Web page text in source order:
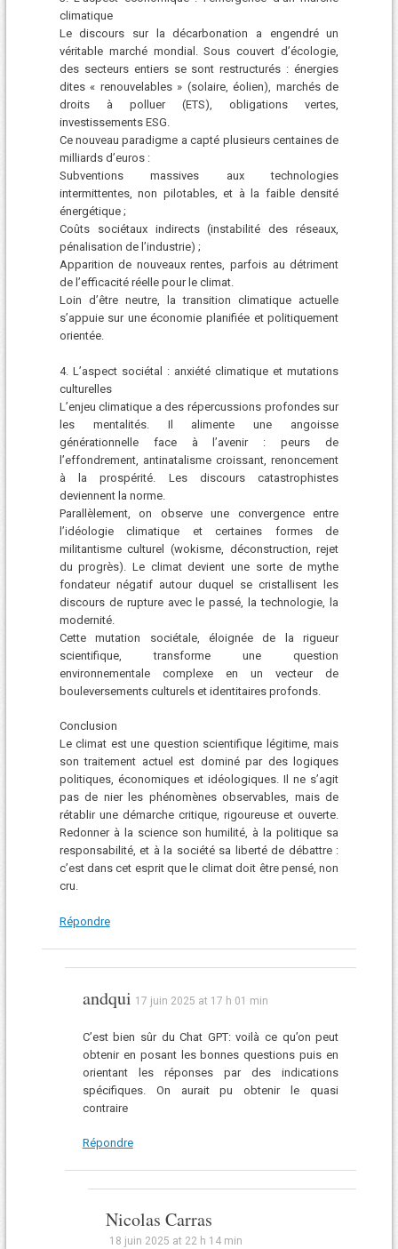
climatique
Le discours sur la décarbonation a engendré un
véritable marché mondial. Sous couvert d’écologie,
des secteurs entiers se sont restructurés : énergies
dites « renouvelables » (solaire, éolien), marchés de
droits à polluer (ETS), obligations vertes,
investissements ESG.
Ce nouveau paradigme a capté plusieurs centaines de
milliards d’euros :
Subventions massives aux technologies
intermittentes, non pilotables, et à la faible densité
énergétique ;
Coûts sociétaux indirects (instabilité des réseaux,
pénalisation de l’industrie) ;
Apparition de nouveaux rentes, parfois au détriment
de l’efficacité réelle pour le climat.
Loin d’être neutre, la transition climatique actuelle
s’appuie sur une économie planifiée et politiquement
orientée.
4. L’aspect sociétal : anxiété climatique et mutations
culturelles
L’enjeu climatique a des répercussions profondes sur
les mentalités. Il alimente une angoisse
générationnelle face à l’avenir : peurs de
l’effondrement, antinatalisme croissant, renoncement
à la prospérité. Les discours catastrophistes
deviennent la norme.
Parallèlement, on observe une convergence entre
l’idéologie climatique et certaines formes de
militantisme culturel (wokisme, déconstruction, rejet
du progrès). Le climat devient une sorte de mythe
fondateur négatif autour duquel se cristallisent les
discours de rupture avec le passé, la technologie, la
modernité.
Cette mutation sociétale, éloignée de la rigueur
scientifique, transforme une question
environnementale complexe en un vecteur de
bouleversements culturels et identitaires profonds.
Conclusion
Le climat est une question scientifique légitime, mais
son traitement actuel est dominé par des logiques
politiques, économiques et idéologiques. Il ne s’agit
pas de nier les phénomènes observables, mais de
rétablir une démarche critique, rigoureuse et ouverte.
Redonner à la science son humilité, à la politique sa
responsabilité, et à la société sa liberté de débattre :
c’est dans cet esprit que le climat doit être pensé, non
cru.
Répondre
andqui 17 juin 2025 at 17 h 01 min
C’est bien sûr du Chat GPT: voilà ce qu’on peut
obtenir en posant les bonnes questions puis en
orientant les réponses par des indications
spécifiques. On aurait pu obtenir le quasi
contraire
Répondre
Nicolas Carras
18 juin 2025 at 22 h 14 min